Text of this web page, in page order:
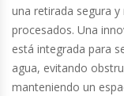
Exhibidoras De
Expendedoras De
una retirada segura
procesados. Una
está integrada para
agua, evitando
manteniendo un